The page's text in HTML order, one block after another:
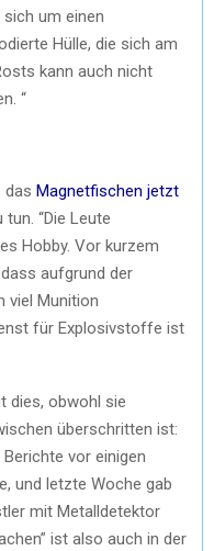
um einen
Hülle, die sich am
kann auch nicht
“
das Magnetfischen jetzt
“Die Leute
Hobby. Vor kurzem
aufgrund der
viel Munition
für Explosivstoffe ist
dies, obwohl sie
überschritten ist:
vor einigen
und letzte Woche gab
mit Metalldetektor
ist also auch in der